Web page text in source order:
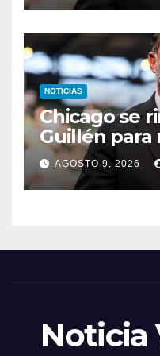
NOTICIAS
Chicago se
Guillén para
número
AGOSTO 9, 2026
Noticia